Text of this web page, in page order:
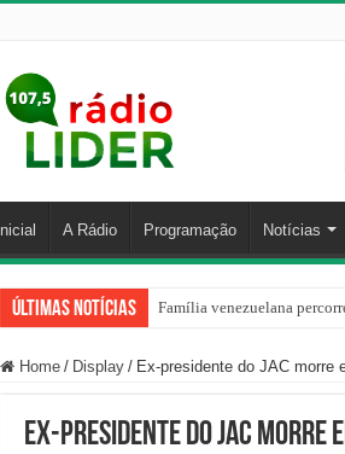
Inicial A Rádio Programação Notícias
Últimas Notícias Família venezuelana
Home / Display / Ex-presidente do JAC morre
Ex-presidente do JAC morre